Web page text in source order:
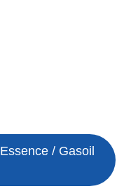
Essence / Gasoil